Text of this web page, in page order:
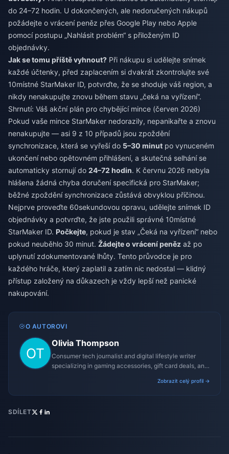
do 24–72 hodin. U dokončených, ale nedoručených nákupů
požádejte o vrácení peněz přes Google Play nebo Apple
pomocí postupu „Nahlásit problém“ s přiloženým ID
objednávky.
Jak se tomu příště vyhnout? Při nákupu si udělejte snímek
každé účtenky, před zaplacením si dvakrát zkontrolujte své
10místné StarMaker ID, potvrďte, že se shoduje váš region, a
nikdy nenakupujte znovu během stavu „čeká na vyřízení“.
Shrnutí: Váš akční plán pro chybějící mince (červen 2026)
Pokud vaše mince StarMaker nedorazily, nepanikařte a znovu
nenakupujte — asi 9 z 10 případů jsou zpoždění
synchronizace, která se vyřeší do 5–30 minut po vynuceném
ukončení nebo opětovném přihlášení, a skutečná selhání se
automaticky stornují do 24–72 hodin. K červnu 2026 nebyla
hlášena žádná chyba doručení specifická pro StarMaker;
běžné zpoždění synchronizace zůstává obvyklou příčinou.
Nejprve proveďte 60sekundovou opravu, udělejte snímek ID
objednávky a potvrďte, že jste použili správné 10místné
StarMaker ID. Počkejte, pokud je stav „Čeká na vyřízení“ nebo
pokud neuběhlo 30 minut. Žádejte o vrácení peněz až po
uplynutí zdokumentované lhůty. Tento průvodce je pro
každého hráče, který zaplatil a zatím nic nedostal — klidný
přístup založený na důkazech je vždy lepší než panické
nakupování.
O AUTOROVI
Olivia Thompson
Consumer tech journalist and digital lifestyle writer
specializing in gaming accessories, gift card deals, and
Zobrazit celý profil →
SDÍLET